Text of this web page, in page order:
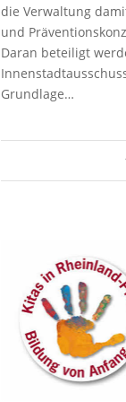
die Verwaltung
und
Daran beteiligt
Grundlage…